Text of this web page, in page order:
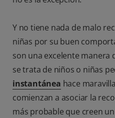
Y no tiene nada de malo
niñas por su buen
son una excelente manera
se trata de niños o niñas
instantánea hace
comienzan a asociar la
más probable que creen